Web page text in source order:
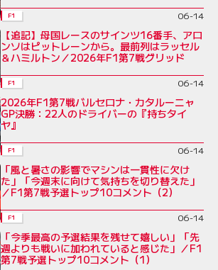
F1 06-14
【追記】母国レースのサインツ16番手、アロ
ンソはピットレーンから。最前列はラッセル
＆ハミルトン／2026年F1第7戦グリッド
F1 06-14
2026年F1第7戦バルセロナ・カタルーニャ
GP決勝：22人のドライバーの『持ちタイ
ヤ』
F1 06-14
「風と暑さの影響でマシンは一貫性に欠け
た」「今週末に向けて気持ちを切り替えた」
／F1第7戦予選トップ10コメント（2）
F1 06-14
「今季最高の予選結果を残せて嬉しい」「先
週よりも戦いに加われていると感じた」／F1
第7戦予選トップ10コメント（1）